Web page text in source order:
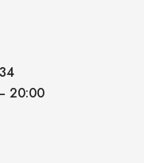
20:00